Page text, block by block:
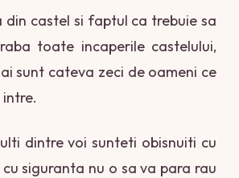
din castel si faptul ca trebuie sa
toate incaperile castelului,
sunt cateva zeci de oameni ce
dintre voi sunteti obisnuiti cu
siguranta nu o sa va para rau